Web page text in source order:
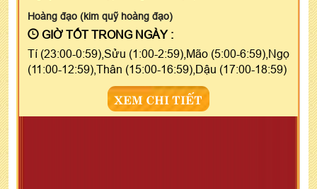
Hoàng đạo (kim quỹ hoàng đạo)
GIỜ TỐT TRONG NGÀY :
Tí (23:00-0:59),Sửu (1:00-2:59),Mão (5:00-6:59),Ngọ
(11:00-12:59),Thân (15:00-16:59),Dậu (17:00-18:59)
XEM CHI TIẾT